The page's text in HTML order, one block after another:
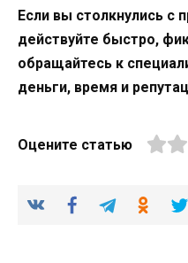
Если вы столкнулись с
действуйте быстро,
обращайтесь к
деньги, время и
Оцените статью